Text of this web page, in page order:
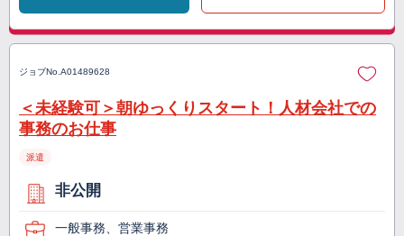
ジョブNo. A01489628
＜未経験可＞朝ゆっくりスタート！人材会社での
事務のお仕事
派遣
非公開
一般事務、営業事務